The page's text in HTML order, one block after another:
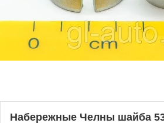
Набережные Челны шайба